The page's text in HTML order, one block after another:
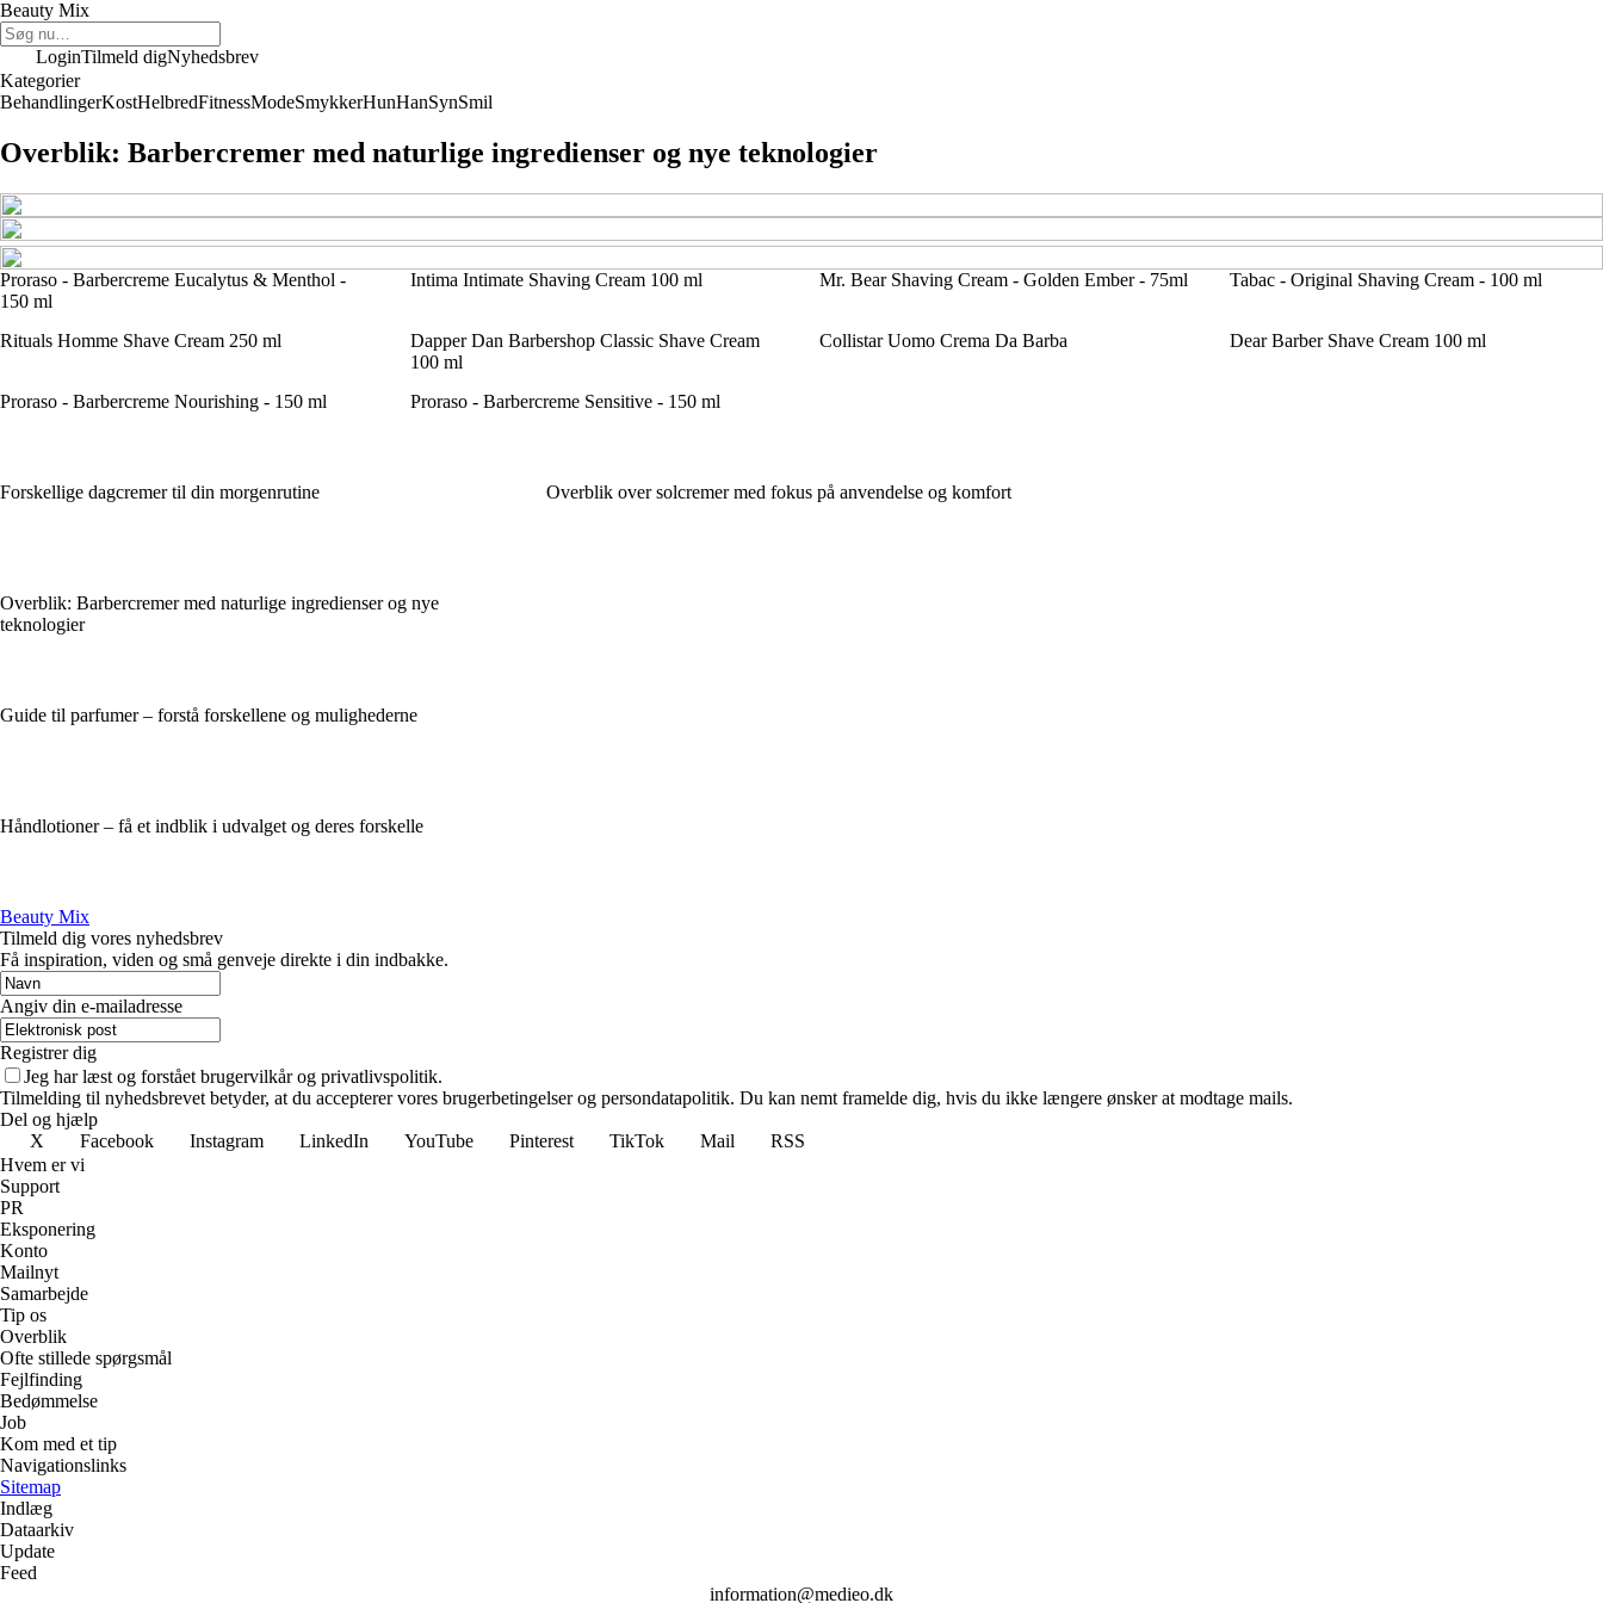
Beauty Mix
LoginTilmeld digNyhedsbrev
Kategorier
BehandlingerKostHelbredFitnessModeSmykkerHunHanSynSmil
Overblik: Barbercremer med naturlige ingredienser og nye teknologier
Proraso - Barbercreme Eucalytus & Menthol -
150 ml
Intima Intimate Shaving Cream 100 ml Mr. Bear Shaving Cream - Golden Ember - 75ml Tabac - Original Shaving Cream - 100 ml
Rituals Homme Shave Cream 250 ml
Dapper Dan Barbershop Classic Shave Cream
100 ml
Collistar Uomo Crema Da Barba Dear Barber Shave Cream 100 ml
Proraso - Barbercreme Nourishing - 150 ml Proraso - Barbercreme Sensitive - 150 ml
Forskellige dagcremer til din morgenrutine
Overblik: Barbercremer med naturlige ingredienser og nye
teknologier
Guide til parfumer – forstå forskellene og mulighederne
Håndlotioner – få et indblik i udvalget og deres forskelle
Overblik over solcremer med fokus på anvendelse og komfort
Beauty Mix
Tilmeld dig vores nyhedsbrev
Få inspiration, viden og små genveje direkte i din indbakke.
Angiv din e-mailadresse
Registrer dig
Jeg har læst og forstået brugervilkår og privatlivspolitik.
Tilmelding til nyhedsbrevet betyder, at du accepterer vores brugerbetingelser og persondatapolitik. Du kan nemt framelde dig, hvis du ikke længere ønsker at modtage mails.
Del og hjælp
X
Facebook Instagram LinkedIn YouTube Pinterest TikTok Mail
RSS
Hvem er vi
Support
PR
Eksponering
Konto
Mailnyt
Samarbejde
Tip os
Overblik
Ofte stillede spørgsmål
Fejlfinding
Bedømmelse
Job
Kom med et tip
Navigationslinks
Sitemap
Indlæg
Dataarkiv
Update
Feed
information@medieo.dk